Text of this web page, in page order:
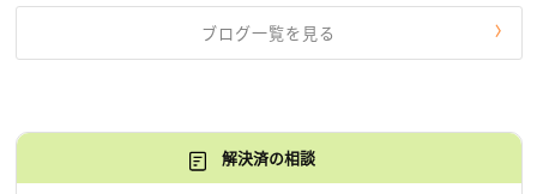
ブログ一覧を見る
解決済の相談